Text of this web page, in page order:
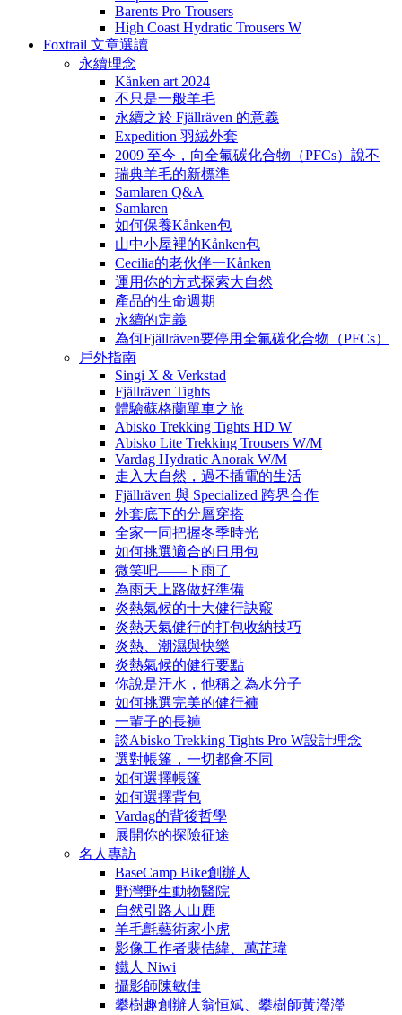
Barents Pro Trousers
High Coast Hydratic Trousers W
Foxtrail 文章選讀
永續理念
Kånken art 2024
不只是一般羊毛
永續之於 Fjällräven 的意義
Expedition 羽絨外套
2009 至今，向全氟碳化合物（PFCs）說不
瑞典羊毛的新標準
Samlaren Q&A
Samlaren
如何保養Kånken包
山中小屋裡的Kånken包
Cecilia的老伙伴一Kånken
運用你的方式探索大自然
產品的生命週期
永續的定義
為何Fjällräven要停用全氟碳化合物（PFCs）
戶外指南
Singi X & Verkstad
Fjällräven Tights
體驗蘇格蘭單車之旅
Abisko Trekking Tights HD W
Abisko Lite Trekking Trousers W/M
Vardag Hydratic Anorak W/M
走入大自然，過不插電的生活
Fjällräven 與 Specialized 跨界合作
外套底下的分層穿搭
全家一同把握冬季時光
如何挑選適合的日用包
微笑吧——下雨了
為雨天上路做好準備
炎熱氣候的十大健行訣竅
炎熱天氣健行的打包收納技巧
炎熱、潮濕與快樂
炎熱氣候的健行要點
你說是汗水，他稱之為水分子
如何挑選完美的健行褲
一輩子的長褲
談Abisko Trekking Tights Pro W設計理念
選對帳篷，一切都會不同
如何選擇帳篷
如何選擇背包
Vardag的背後哲學
展開你的探險征途
名人專訪
BaseCamp Bike創辦人
野灣野生動物醫院
自然引路人山鹿
羊毛氈藝術家小虎
影像工作者裴佶緯、萬芷瑋
鐵人 Niwi
攝影師陳敏佳
攀樹趣創辦人翁恒斌、攀樹師黃瀅瀅